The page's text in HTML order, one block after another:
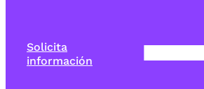
Solicita
información